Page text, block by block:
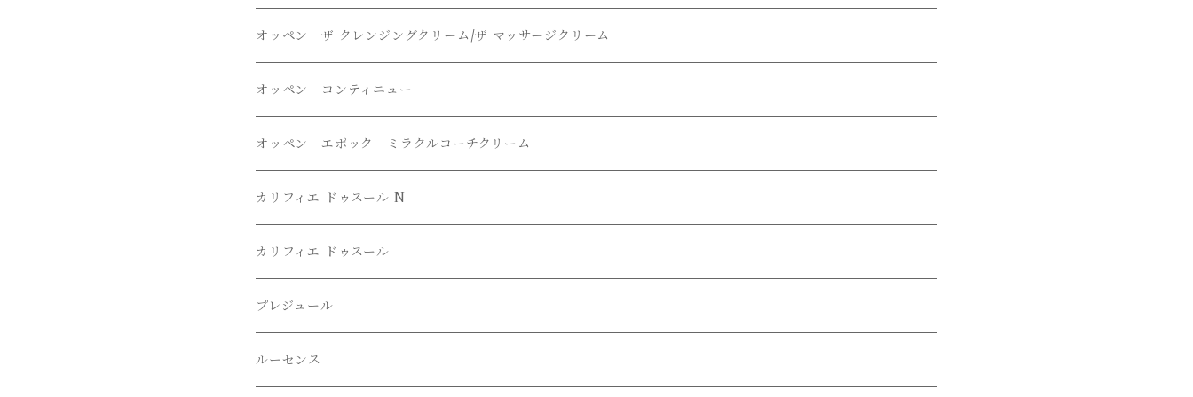
オッペン ザ クレンジングクリーム/ザ マッサージクリーム
オッペン コンティニュー
オッペン エポック ミラクルコーチクリーム
カリフィエ ドゥスール N
カリフィエ ドゥスール
プレジュール
ルーセンス